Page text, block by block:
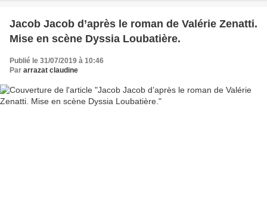
Jacob Jacob d’après le roman de Valérie Zenatti.
Mise en scène Dyssia Loubatière.
Publié le 31/07/2019 à 10:46
Par arrazat claudine